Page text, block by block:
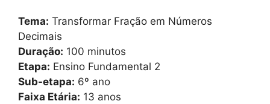
Tema: Transformar Fração em Números
Decimais
Duração: 100 minutos
Etapa: Ensino Fundamental 2
Sub-etapa: 6º ano
Faixa Etária: 13 anos